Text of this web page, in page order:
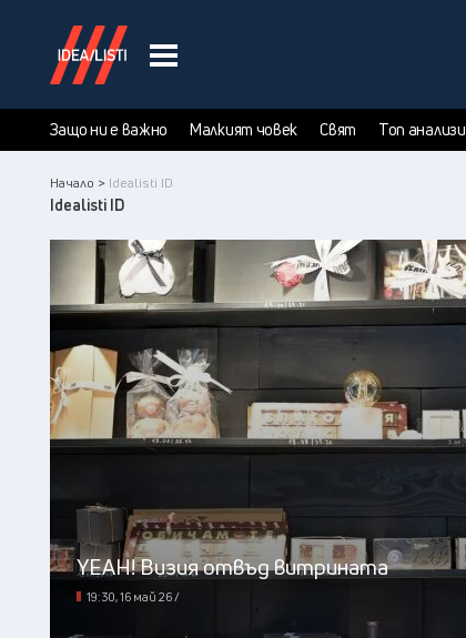
Защо ни е важно Малкият човек Свят Топ анализи
Начало > Idealisti ID
Idealisti ID
YEAH! Визия отвъд витрината
19:30, 16 май 26 /